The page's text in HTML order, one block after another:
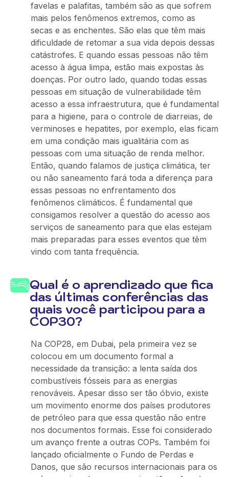
favelas e palafitas, também são as que sofrem
mais pelos fenômenos extremos, como as
secas e as enchentes. São elas que têm mais
dificuldade de retomar a sua vida depois dessas
catástrofes. E quando essas pessoas não têm
acesso à água limpa, estão mais expostas às
doenças. Por outro lado, quando todas essas
pessoas em situação de vulnerabilidade têm
acesso a essa infraestrutura, que é fundamental
para a higiene, para o controle de diarreias, de
verminoses e hepatites, por exemplo, elas ficam
em uma condição mais igualitária com as
pessoas com uma situação de renda melhor.
Então, quando falamos de justiça climática, ter
ou não saneamento fará toda a diferença para
essas pessoas no enfrentamento dos
fenômenos climáticos. É fundamental que
consigamos resolver a questão do acesso aos
serviços de saneamento para que elas estejam
mais preparadas para esses eventos que têm
vindo com tanta frequência.
Qual é o aprendizado que fica
das últimas conferências das
quais você participou para a
COP30?
Na COP28, em Dubai, pela primeira vez se
colocou em um documento formal a
necessidade da transição: a lenta saída dos
combustíveis fósseis para as energias
renováveis. Apesar disso ser tão óbvio, existe
um movimento enorme dos países produtores
de petróleo para que essa questão não entre
nos documentos formais. Esse foi considerado
um avanço frente a outras COPs. Também foi
lançado oficialmente o Fundo de Perdas e
Danos, que são recursos internacionais para os